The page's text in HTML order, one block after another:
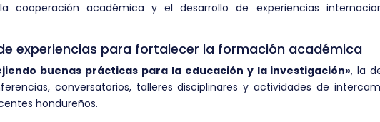
cooperación académica y el desarrollo de experiencias
experiencias para fortalecer la formación académica
buenas prácticas para la educación y la investigación», la
conversatorios, talleres disciplinares y actividades de
hondureños.